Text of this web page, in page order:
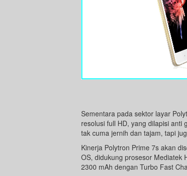
Sementara pada sektor layar
resolusi full HD, yang dilapisi anti
tak cuma jernih dan tajam, tapi
Kinerja Polytron Prime 7s akan
OS, didukung prosesor Mediatek
2300 mAh dengan Turbo Fast